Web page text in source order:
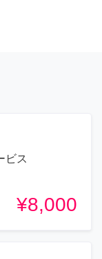
ビス
¥8,000